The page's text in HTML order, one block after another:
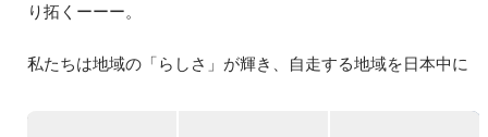
り拓くーーー。
私たちは地域の「らしさ」が輝き、自走する地域を日本中に
す。「本気で成し遂げたい地域に、本気で取り組む！」を信